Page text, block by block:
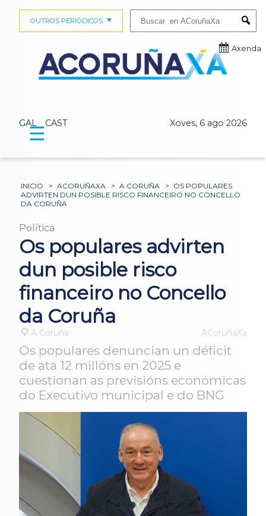
GAL CAST Xoves, 6 ago 2026
OUTROS PERIÓDICOS
Axenda
☰
INICIO > ACORUÑAXA > A CORUÑA > OS POPULARES
ADVIRTEN DUN POSIBLE RISCO FINANCEIRO NO CONCELLO
DA CORUÑA
Política
Os populares advirten
dun posible risco
financeiro no Concello
da Coruña
A Coruña ACoruñaXa
Os populares denuncian un déficit
de ata 12 millóns en 2025 e
cuestionan as previsións económicas
do Executivo municipal e do BNG